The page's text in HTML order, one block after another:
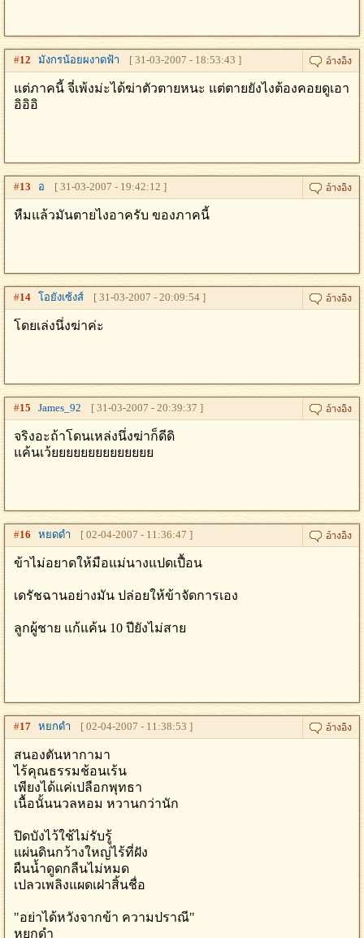
#12 มังกรน้อยผงาดฟ้า [ 31-03-2007 - 18:53:43 ]
แต่ภาคนี้ จี่เพ้งม่ะได้ฆ่าตัวตายหนะ แต่ตายยังไงต้องคอยดูเอา
อิอิอิ
#13 อ [ 31-03-2007 - 19:42:12 ]
หืมแล้วมันตายไงอาครับ ของภาคนี้
#14 โอยังเซ้งส์ [ 31-03-2007 - 20:09:54 ]
โดยเล่งนึ่งฆ่าค่ะ
#15 James_92 [ 31-03-2007 - 20:39:37 ]
จริงอะถ้าโดนเหล่งนึ่งฆ่าก็ดีดิ
แค้นเว้ยยยยยยยยยยยยยย
#16 หยดดำ [ 02-04-2007 - 11:36:47 ]
ข้าไม่อยาดให้มือแม่นางแปดเปื้อน
เดรัชฉานอย่างมัน ปล่อยให้ข้าจัดการเอง
ลูกผู้ชาย แก้แค้น 10 ปียังไม่สาย
#17 หยกดำ [ 02-04-2007 - 11:38:53 ]
สนองตันหากามา
ไร้คุณธรรมช้อนเร้น
เพียงได้แค่เปลือกพุทธา
เนื้อนั้นนวลหอม หวานกว่านัก
ปิดบังไว้ใช้ไม่รับรู้
แผ่นดินกว้างใหญ่ไร้ที่ฝัง
ผืนน้ำดูดกลืนไม่หมด
เปลวเพลิงแผดเฝาสิ้นชื่อ
"อย่าได้หวังจากข้า ความปราณี"
หยกดำ